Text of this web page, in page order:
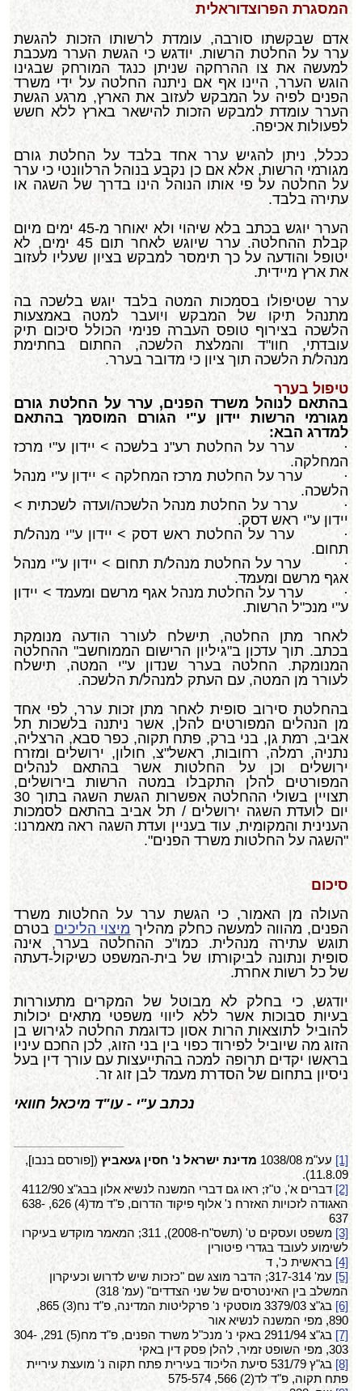
המסגרת הפרוצדוראלית
אדם שבקשתו סורבה, עומדת לרשותו הזכות להגשת
ערר על החלטת הרשות. יודגש כי הגשת הערר מעכבת
למעשה את צו ההרחקה שניתן כנגד המורחק שבגינו
הוגש הערר, היינו אף אם ניתנה החלטה על ידי משרד
הפנים לפיה על המבקש לעזוב את הארץ, מרגע הגשת
הערר עומדת למבקש הזכות להישאר בארץ ללא חשש
לפעולות אכיפה.
ככלל, ניתן להגיש ערר אחד בלבד על החלטת גורם
מגורמי הרשות, אלא אם כן נקבע בנוהל הרלוונטי כי ערר
על החלטה על פי אותו הנוהל הינו בדרך של השגה או
עתירה בלבד.
הערר יוגש בכתב בלא שיהוי ולא יאוחר מ-45 ימים מיום
קבלת ההחלטה. ערר שיוגש לאחר תום 45 ימים, לא
יטופל והודעה על כך תימסר למבקש בציון שעליו לעזוב
את ארץ מיידית.
ערר שטיפולו בסמכות המטה בלבד יוגש בלשכה בה
מתנהל תיקו של המבקש ויועבר למטה באמצעות
הלשכה בצירוף טופס העברה פנימי הכולל סיכום תיק
עובדתי, חוו"ד והמלצת הלשכה, החתום בחתימת
מנהל/ת הלשכה תוך ציון כי מדובר בערר.
טיפול בערר
בהתאם לנוהל משרד הפנים, ערר על החלטת גורם
מגורמי הרשות יידון ע"י הגורם המוסמך בהתאם
למדרג הבא:
· ערר על החלטת רע"נ בלשכה > יידון ע"י מרכז
המחלקה.
· ערר על החלטת מרכז המחלקה > יידון ע"י מנהל
הלשכה.
· ערר על החלטת מנהל הלשכה/ועדה לשכתית >
יידון ע"י ראש דסק.
· ערר על החלטת ראש דסק > יידון ע"י מנהל/ת
תחום.
· ערר על החלטת מנהל/ת תחום > יידון ע"י מנהל
אגף מרשם ומעמד.
· ערר על החלטת מנהל אגף מרשם ומעמד > יידון
ע"י מנכ"ל הרשות.
לאחר מתן החלטה, תישלח לעורר הודעה מנומקת
בכתב. תוך עדכון ב"גיליון הרישום הממוחשב" ההחלטה
המנומקת. החלטה בערר שנדון ע"י המטה, תישלח
לעורר מן המטה, עם העתק למנהל/ת הלשכה.
בהחלטת סירוב סופית לאחר מתן זכות ערר, לפי אחד
מן הנהלים המפורטים להלן, אשר ניתנה בלשכות תל
אביב, רמת גן, בני ברק, פתח תקוה, כפר סבא, הרצליה,
נתניה, רמלה, רחובות, ראשל"צ, חולון, ירושלים ומזרח
ירושלים וכן על החלטות אשר בהתאם לנהלים
המפורטים להלן התקבלו במטה הרשות בירושלים,
תצויין בשולי ההחלטה אפשרות הגשת השגה בתוך 30
יום לועדת השגה ירושלים / תל אביב בהתאם לסמכות
הענינית והמקומית, עוד בעניין ועדת השגה ראה מאמרנו:
"השגה על החלטות משרד הפנים".
סיכום
העולה מן האמור, כי הגשת ערר על החלטות משרד
הפנים, מהווה למעשה כחלק מהליך מיצוי הליכיםבטרם
תוגש עתירה מנהלית. כמו"כ ההחלטה בערר, אינה
סופית ונתונה לביקורתו של בית-המשפט כשיקול-דעתה
של כל רשות אחרת.
יודגש, כי בחלק לא מבוטל של המקרים מתעוררות
בעיות סבוכות אשר ללא ליווי משפטי מתאים יכולות
להוביל לתוצאות הרות אסון כדוגמת החלטה לגירוש בן
הזוג מה שיוביל לפירוד כפוי בין בני הזוג, לכן החכם עיניו
בראשו יקדים תרופה למכה בהתייעצות עם עורך דין בעל
ניסיון בתחום של הסדרת מעמד לבן זוג זר.
נכתב ע"י - עו"ד מיכאל חוואי
[1] עע"מ 1038/08 מדינת ישראל נ' חסין געאביץ([פורסם בנבו],
11.8.09).
[2]
דברים א', ט"ז; ראו גם דברי המשנה לנשיא אלון בבג"צ 4112/90
האגודה לזכויות האזרח נ' אלוף פיקוד הדרום, פ"ד מד(4) 626, 638-
637
[3]
משפט ועסקים ט' (תשס"ח-2008), 311; המאמר מוקדש בעיקרו
לשימוע לעובד בגדרי פיטורין
[4] בראשית כ', ד
[5]
עמ' 317-314; הדבר מוצג שם "כזכות שיש לדרוש וכעיקרון
המשלב בין האינטרסים של שני הצדדים" (עמ' 318)
[6]
בג"צ 3379/03 מוסטקי נ' פרקליטות המדינה, פ"ד נח(3) 865,
890, מפי המשנה לנשיא אור
[7]
בג"צ 2911/94 באקי נ' מנכ"ל משרד הפנים, פ"ד מח(5) 291, 304-
303, מפי השופט זמיר, להלן פסק דין באקי
[8]
בג"ץ 531/79 סיעת הליכוד בעירית פתח תקוה נ' מועצת עיריית
פתח תקוה, פ"ד לד(2) 566, 575-574